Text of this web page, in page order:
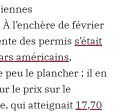
l’enchère de février
des permis s’était
américains,
peu le plancher ; il en
le prix sur le
qui atteignait 17,70